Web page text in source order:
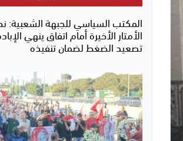
المكتب السياسي للجبهة الشعبية:
الأمتار الأخيرة أمام اتفاق ينهي
تصعيد الضغط لضمان تنفيذه